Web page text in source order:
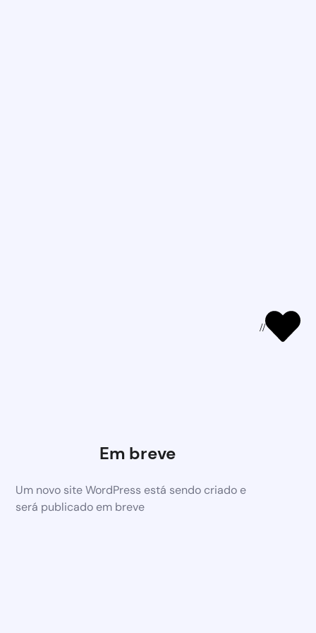
Em breve
Um novo site WordPress está sendo criado e
será publicado em breve
//